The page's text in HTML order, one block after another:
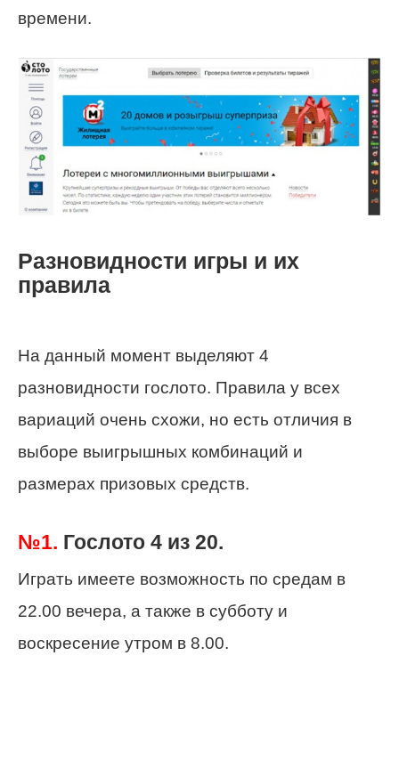
времени.
Разновидности игры и их
правила
На данный момент выделяют 4
разновидности гослото. Правила у всех
вариаций очень схожи, но есть отличия в
выборе выигрышных комбинаций и
размерах призовых средств.
№1. Гослото 4 из 20.
Играть имеете возможность по средам в
22.00 вечера, а также в субботу и
воскресение утром в 8.00.